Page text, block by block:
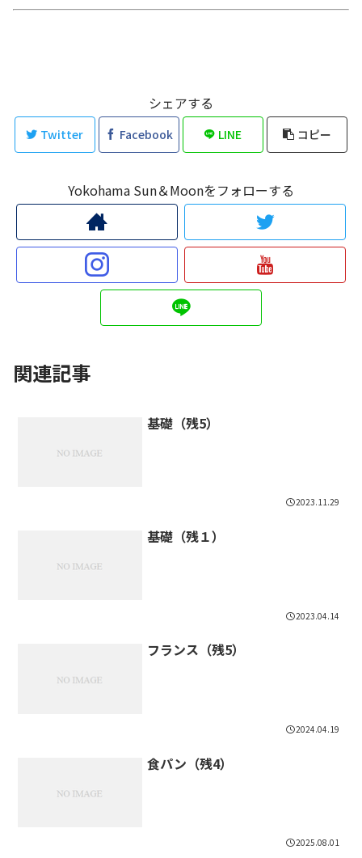
シェアする
Twitter Facebook LINE コピー
Yokohama Sun＆Moonをフォローする
関連記事
基礎（残5）
2023.11.29
基礎（残１）
2023.04.14
フランス（残5）
2024.04.19
食パン（残4）
2025.08.01